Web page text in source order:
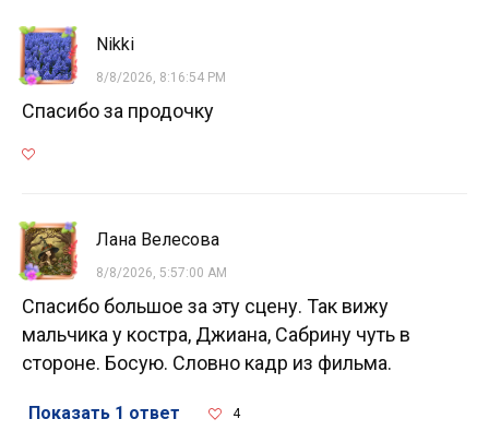
Nikki
8/8/2026, 8:16:54 PM
Спасибо за продочку
Лана Велесова
8/8/2026, 5:57:00 AM
Спасибо большое за эту сцену. Так вижу
мальчика у костра, Джиана, Сабрину чуть в
стороне. Босую. Словно кадр из фильма.
Показать 1 ответ 4